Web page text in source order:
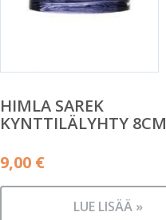
HIMLA SAREK
KYNTTILÄLYHTY 8CM
9,00 €
LUE LISÄÄ »